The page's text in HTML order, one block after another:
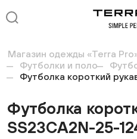
Магазин одежды «Terra
Футболки и поло
Футболка короткий
Футболка
SS23CA2N-25-